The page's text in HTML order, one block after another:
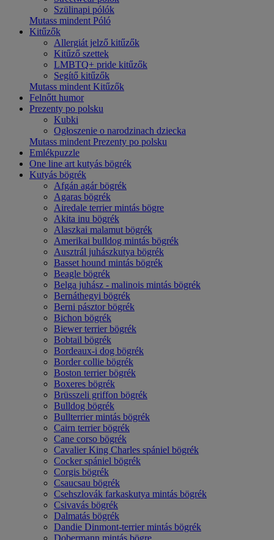
Szülinapi pólók
Mutass mindent Póló
Kitűzők
Allergiát jelző kitűzők
Kitűző szettek
LMBTQ+ pride kitűzők
Segítő kitűzők
Mutass mindent Kitűzők
Felnőtt humor
Prezenty po polsku
Kubki
Ogłoszenie o narodzinach dziecka
Mutass mindent Prezenty po polsku
Emlékpuzzle
One line art kutyás bögrék
Kutyás bögrék
Afgán agár bögrék
Agaras bögrék
Airedale terrier mintás bögre
Akita inu bögrék
Alaszkai malamut bögrék
Amerikai bulldog mintás bögrék
Ausztrál juhászkutya bögrék
Basset hound mintás bögrék
Beagle bögrék
Belga juhász - malinois mintás bögrék
Bernáthegyi bögrék
Berni pásztor bögrék
Bichon bögrék
Biewer terrier bögrék
Bobtail bögrék
Bordeaux-i dog bögrék
Border collie bögrék
Boston terrier bögrék
Boxeres bögrék
Brüsszeli griffon bögrék
Bulldog bögrék
Bullterrier mintás bögrék
Cairn terrier bögrék
Cane corso bögrék
Cavalier King Charles spániel bögrék
Cocker spániel bögrék
Corgis bögrék
Csaucsau bögrék
Csehszlovák farkaskutya mintás bögrék
Csivavás bögrék
Dalmatás bögrék
Dandie Dinmont-terrier mintás bögrék
Dobermann mintás bögre